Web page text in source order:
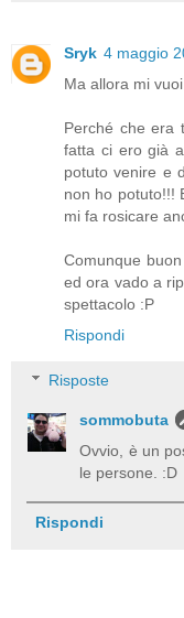
Sryk 4 maggio
Ma allora mi
Perché che era
fatta ci ero già
potuto venire e
non ho potuto!!!
mi fa rosicare
Comunque
ed ora vado a
spettacolo :P
Rispondi
Risposte
sommobuta
Ovvio, è un
le persone. :D
Rispondi